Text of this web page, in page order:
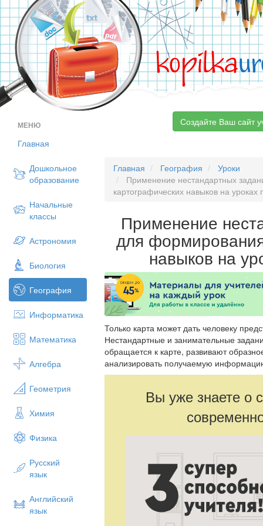
kopilka
МЕНЮ
Главная
Дошкольное
образование
Начальные
классы
Астрономия
Биология
География
Информатика
Математика
Алгебра
Геометрия
Химия
Физика
Русский
язык
Английский
язык
Создайте Ваш сайт
Главная География
Уроки
Применение нестандартных
картографических навыков на уроках
Применение
для
навыков на
Только карта может дать человеку
Нестандартные и занимательные
обращается к карте, развивают
анализировать получаемую
Вы уже знаете о